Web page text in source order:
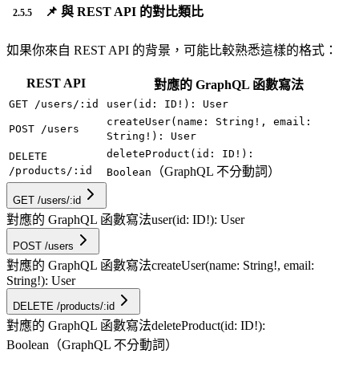
📌 與 REST API 的對比類比
如果你來自 REST API 的背景，可能比較熟悉這樣的格式：
REST API 對應的 GraphQL 函數寫法
GET /users/:id user(id: ID!): User
POST /users
createUser(name: String!, email:
String!): User
DELETE
/products/:id
deleteProduct(id: ID!):
Boolean
（GraphQL 不分動詞）
GET /users/:id
對應的 GraphQL 函數寫法user(id: ID!): User
POST /users
對應的 GraphQL 函數寫法createUser(name: String!, email:
String!): User
DELETE /products/:id
對應的 GraphQL 函數寫法deleteProduct(id: ID!):
Boolean（GraphQL 不分動詞）